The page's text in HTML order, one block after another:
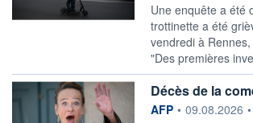
Une enquête a été
trottinette a été
vendredi à
"Des premières
Décès de la
information fournie
AFP • 09.08.2026 •